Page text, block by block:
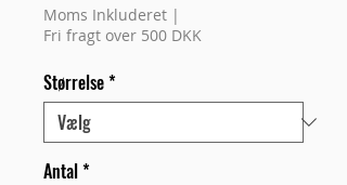
Moms Inkluderet |
Fri fragt over 500 DKK
Størrelse*
Antal*